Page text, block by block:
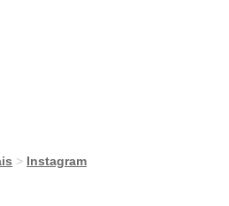
> Instagram